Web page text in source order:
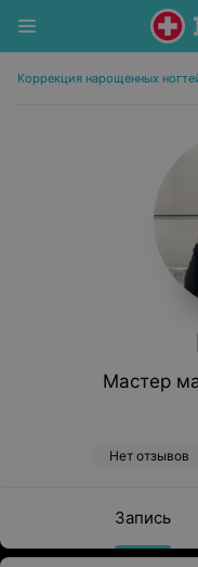
Коррекция нарощенных
Мастер
Нет отзывов
Запись